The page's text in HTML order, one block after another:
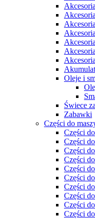
Oleje i
Świece
Zabawki
Części do
Części
Części
Części
Części
Części
Części
Części
Części
Części
Części